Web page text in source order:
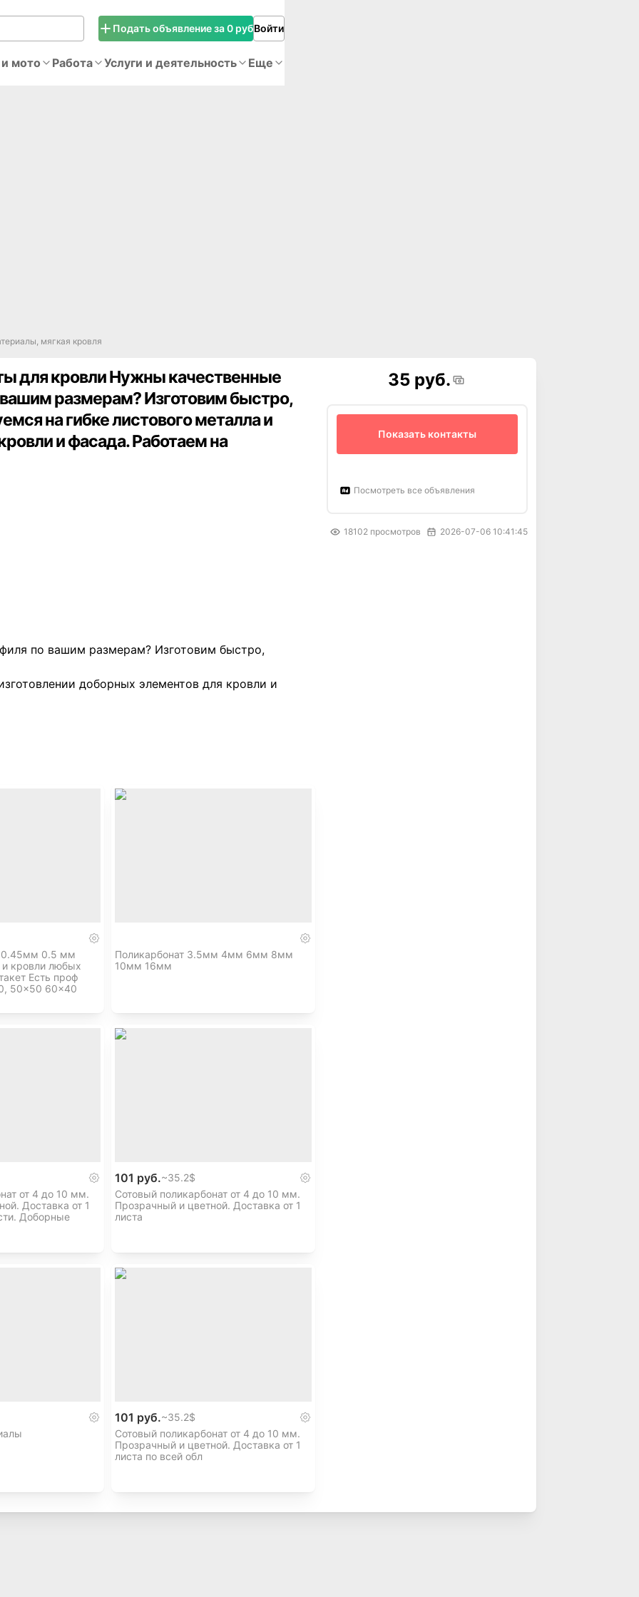
Подать объявление за 0 рубВойти
мото Работа Услуги и деятельность Еще
мягкая кровля
для кровли Нужны качественные
размерам? Изготовим быстро,
на гибке листового металла и
и фасада. Работаем на
по вашим размерам? Изготовим быстро,
доборных элементов для кровли и
или эскизам.
0.45мм 0.5 мм
кровли любых
Есть проф
50×50 60×40
Поликарбонат 3.5мм 4мм 6мм 8мм
10мм 16мм
от 4 до 10 мм.
Доставка от 1
Доборные
101 руб.~35.2$
Сотовый поликарбонат от 4 до 10 мм.
Прозрачный и цветной. Доставка от 1
листа
101 руб.~35.2$
Сотовый поликарбонат от 4 до 10 мм.
Прозрачный и цветной. Доставка от 1
листа по всей обл
35 руб.
Показать контакты
Посмотреть все объявления
18102 просмотров 2026-07-06 10:41:45